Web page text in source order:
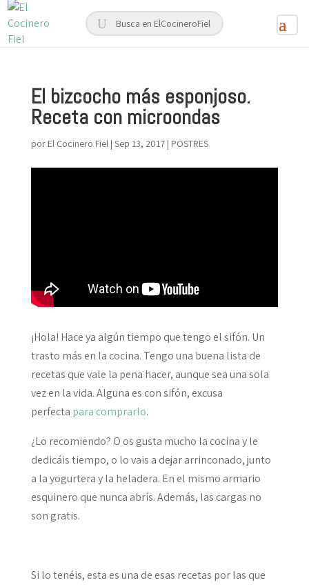
El bizcocho más esponjoso.
Receta con microondas
por El Cocinero Fiel| Sep 13, 2017| POSTRES
¡Hola! Hace ya algún tiempo que tengo el sifón. Un
trasto más en la cocina. Tengo una buena lista de
recetas que vale la pena hacer, aunque sea una sola
vez en la vida. Alguna es con sifón, excusa
perfecta para comprarlo.
¿Lo recomiendo? O os gusta mucho la cocina y le
dedicáis tiempo, o lo vais a dejar arrinconado, junto
a la yogurtera y la heladera. En el mismo armario
esquinero que nunca abrís. Además, las cargas no
son gratis.
Si lo tenéis, esta es una de esas recetas por las que